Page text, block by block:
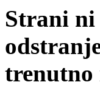
Strani ni
trenutno